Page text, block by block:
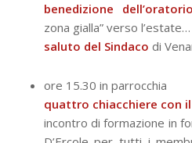
benedizione dell’oratorio
zona gialla” verso l’estate…
saluto del Sindaco di
ore 15.30 in parrocchia
quattro chiacchiere con
incontro di formazione in